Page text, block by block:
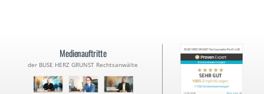
Medienauftritte
der BUSE HERZ GRUNST Rechtsanwälte